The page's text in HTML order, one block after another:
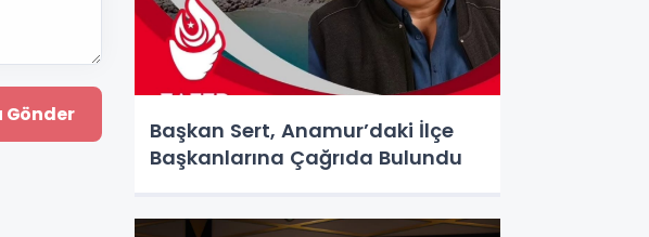
Başkan Sert, Anamur’daki İlçe
Başkanlarına Çağrıda Bulundu